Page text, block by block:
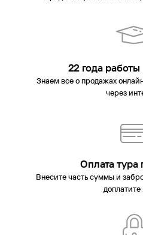
22 года работы
Знаем все о продажах
через
Оплата тура
Внесите часть суммы и